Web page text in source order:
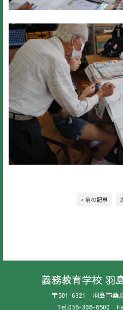
< 前の記事
義務教育学校 羽
〒501-6321 羽島市桑
Tel:058-398-8500